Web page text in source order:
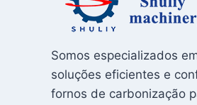
Somos especializados
soluções eficientes e
fornos de carbonização